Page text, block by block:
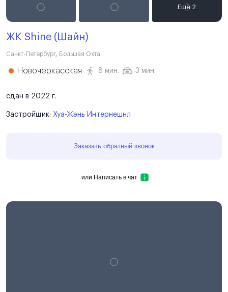
ЖК Shine (Шайн)
Санкт-Петербург, Большая Охта
Новочеркасская 8 мин. 3 мин.
сдан в 2022 г.
Застройщик: Хуа-Жэнь Интернешнл
Заказать обратный звонок
или Написать в чат